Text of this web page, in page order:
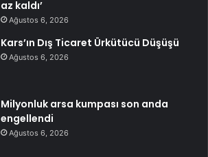
az kaldı’
Ağustos 6, 2026
Kars’ın Dış Ticaret Ürkütücü Düşüşü
Ağustos 6, 2026
Milyonluk arsa kumpası son anda
engellendi
Ağustos 6, 2026